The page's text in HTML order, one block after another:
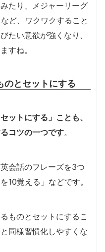
たり、メジャーリーグ
ど、ワクワクすること
たい意欲が強くなり、
すね。
とセットにする
ットにする」ことも、
コツの一つです。
会話のフレーズを3つ
10覚える」などです。
ものとセットにするこ
同様習慣化しやすくな